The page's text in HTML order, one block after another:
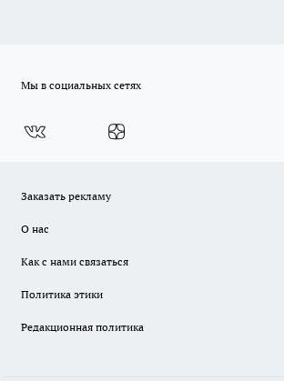
Мы в социальных сетях
Заказать рекламу
О нас
Как с нами связаться
Политика этики
Редакционная политика